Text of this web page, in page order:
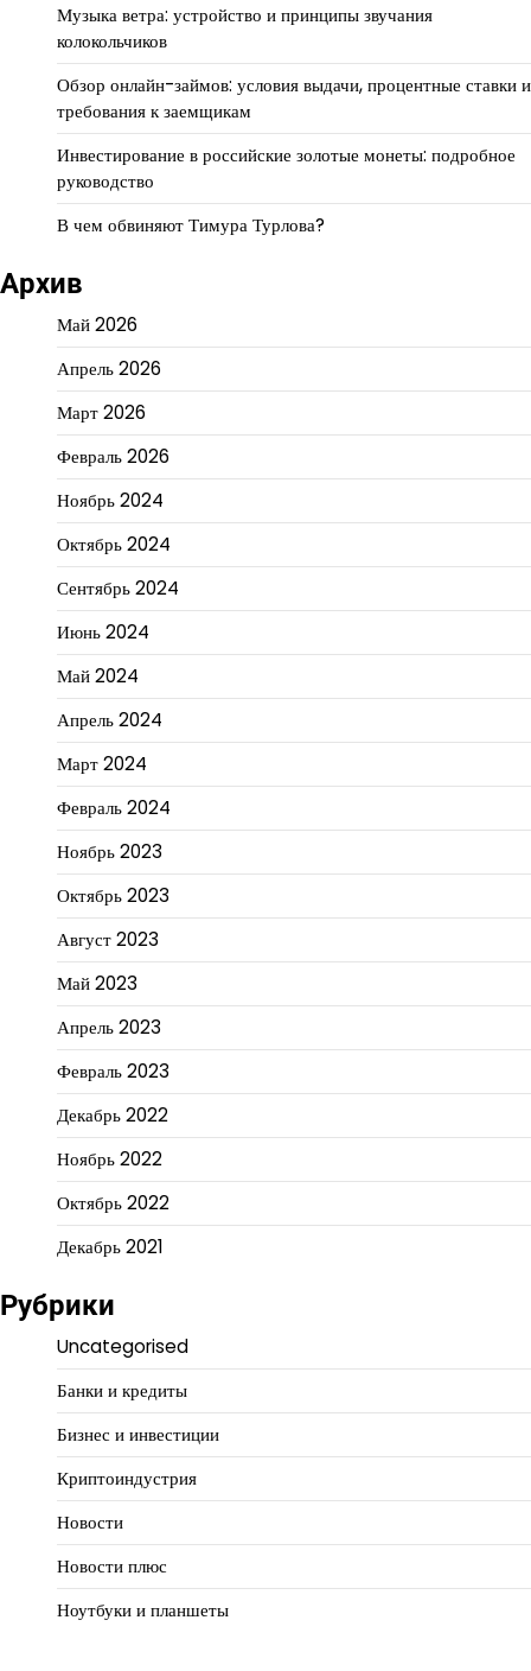
Музыка ветра: устройство и принципы звучания
колокольчиков
Обзор онлайн-займов: условия выдачи, процентные ставки и
требования к заемщикам
Инвестирование в российские золотые монеты: подробное
руководство
В чем обвиняют Тимура Турлова?
Архив
Май 2026
Апрель 2026
Март 2026
Февраль 2026
Ноябрь 2024
Октябрь 2024
Сентябрь 2024
Июнь 2024
Май 2024
Апрель 2024
Март 2024
Февраль 2024
Ноябрь 2023
Октябрь 2023
Август 2023
Май 2023
Апрель 2023
Февраль 2023
Декабрь 2022
Ноябрь 2022
Октябрь 2022
Декабрь 2021
Рубрики
Uncategorised
Банки и кредиты
Бизнес и инвестиции
Криптоиндустрия
Новости
Новости плюс
Ноутбуки и планшеты